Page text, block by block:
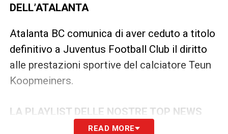
DELL’ATALANTA
Atalanta BC comunica di aver ceduto a titolo
definitivo a Juventus Football Club il diritto
alle prestazioni sportive del calciatore Teun
Koopmeiners.
LA PLAYLIST DELLE NOSTRE TOP NEWS
READ MORE